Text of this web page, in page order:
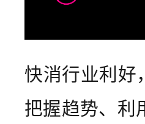
快消行业利好
把握趋势、利